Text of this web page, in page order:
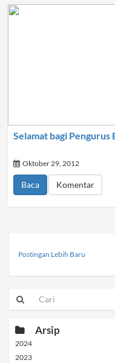
Selamat bagi Pengurus
Oktober 29, 2012
Baca Komentar
Postingan Lebih Baru
Arsip
2024
2023